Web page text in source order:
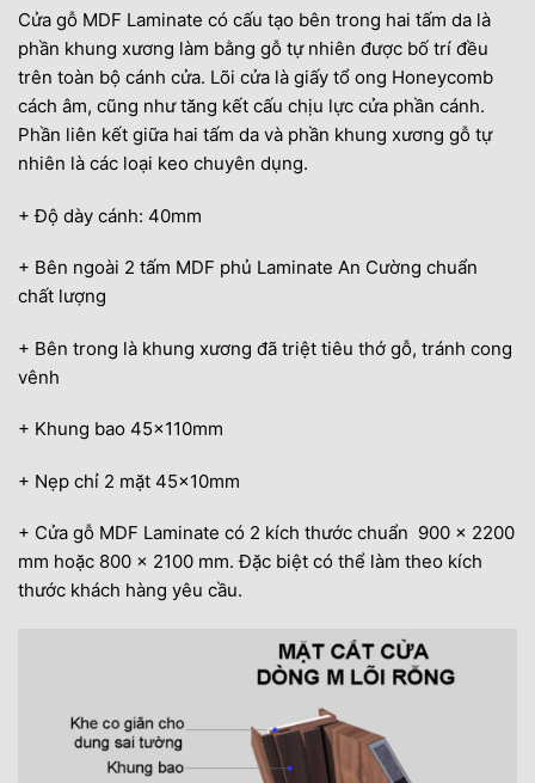
Cửa gỗ MDF Laminate có cấu tạo bên trong hai tấm da là
phần khung xương làm bằng gỗ tự nhiên được bố trí đều
trên toàn bộ cánh cửa. Lõi cửa là giấy tổ ong Honeycomb
cách âm, cũng như tăng kết cấu chịu lực cửa phần cánh.
Phần liên kết giữa hai tấm da và phần khung xương gỗ tự
nhiên là các loại keo chuyên dụng.
+ Độ dày cánh: 40mm
+ Bên ngoài 2 tấm MDF phủ Laminate An Cường chuẩn
chất lượng
+ Bên trong là khung xương đã triệt tiêu thớ gỗ, tránh cong
vênh
+ Khung bao 45x110mm
+ Nẹp chỉ 2 mặt 45x10mm
+ Cửa gỗ MDF Laminate có 2 kích thước chuẩn 900 x 2200
mm hoặc 800 x 2100 mm. Đặc biệt có thể làm theo kích
thước khách hàng yêu cầu.